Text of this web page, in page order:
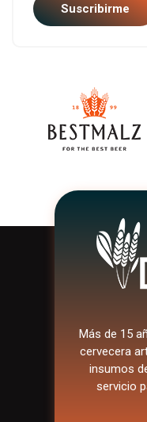
Suscribirme
Más de 15
cervecera
insumos
servicio